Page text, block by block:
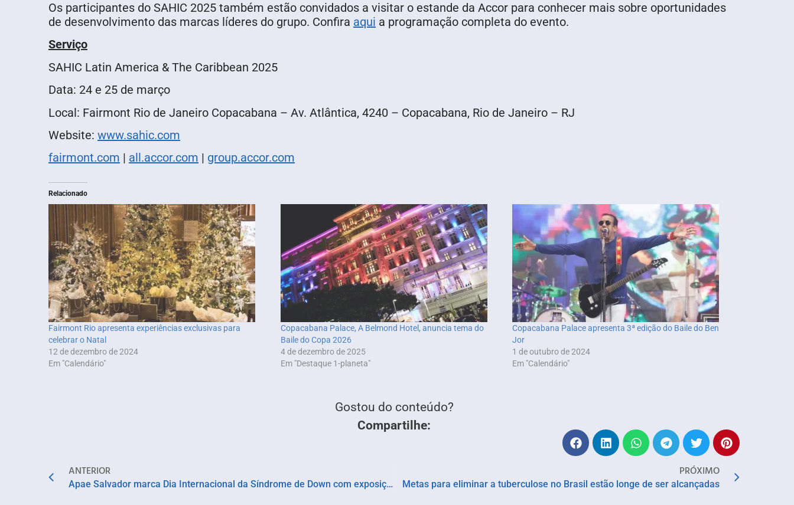
Os participantes do SAHIC 2025 também estão convidados a visitar o estande da Accor para conhecer mais sobre oportunidades
de desenvolvimento das marcas líderes do grupo. Confira aqui a programação completa do evento.
Serviço
SAHIC Latin America & The Caribbean 2025
Data: 24 e 25 de março
Local: Fairmont Rio de Janeiro Copacabana – Av. Atlântica, 4240 – Copacabana, Rio de Janeiro – RJ
Website: www.sahic.com
fairmont.com | all.accor.com | group.accor.com
Relacionado
Fairmont Rio apresenta experiências exclusivas para
celebrar o Natal
12 de dezembro de 2024
Em "Calendário"
Copacabana Palace, A Belmond Hotel, anuncia tema do
Baile do Copa 2026
4 de dezembro de 2025
Em "Destaque 1-planeta"
Copacabana Palace apresenta 3ª edição do Baile do Ben
Jor
1 de outubro de 2024
Em "Calendário"
Gostou do conteúdo?
Compartilhe:
ANTERIOR
Apae Salvador marca Dia Internacional da Síndrome de Down com exposições na CCR Metrô Bahia e no Shopping Itaigara
PRÓXIMO
Metas para eliminar a tuberculose no Brasil estão longe de ser alcançadas